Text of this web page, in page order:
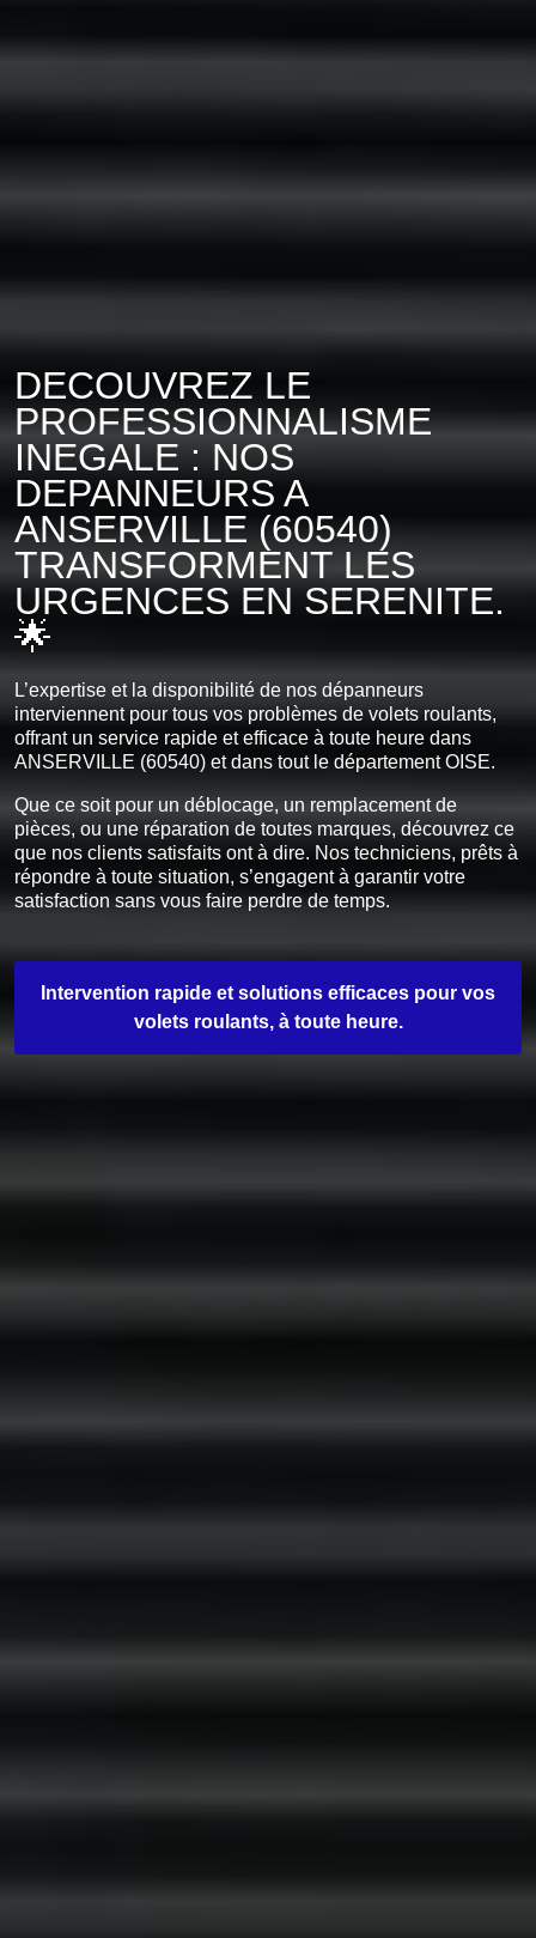
DECOUVREZ LE
PROFESSIONNALISME
INEGALE : NOS
DEPANNEURS A
ANSERVILLE (60540)
TRANSFORMENT LES
URGENCES EN SERENITE.
🌟
L’expertise et la disponibilité de nos dépanneurs
interviennent pour tous vos problèmes de volets roulants,
offrant un service rapide et efficace à toute heure dans
ANSERVILLE (60540) et dans tout le département OISE.
Que ce soit pour un déblocage, un remplacement de
pièces, ou une réparation de toutes marques, découvrez ce
que nos clients satisfaits ont à dire. Nos techniciens, prêts à
répondre à toute situation, s’engagent à garantir votre
satisfaction sans vous faire perdre de temps.
Intervention rapide et solutions efficaces pour vos
volets roulants, à toute heure.